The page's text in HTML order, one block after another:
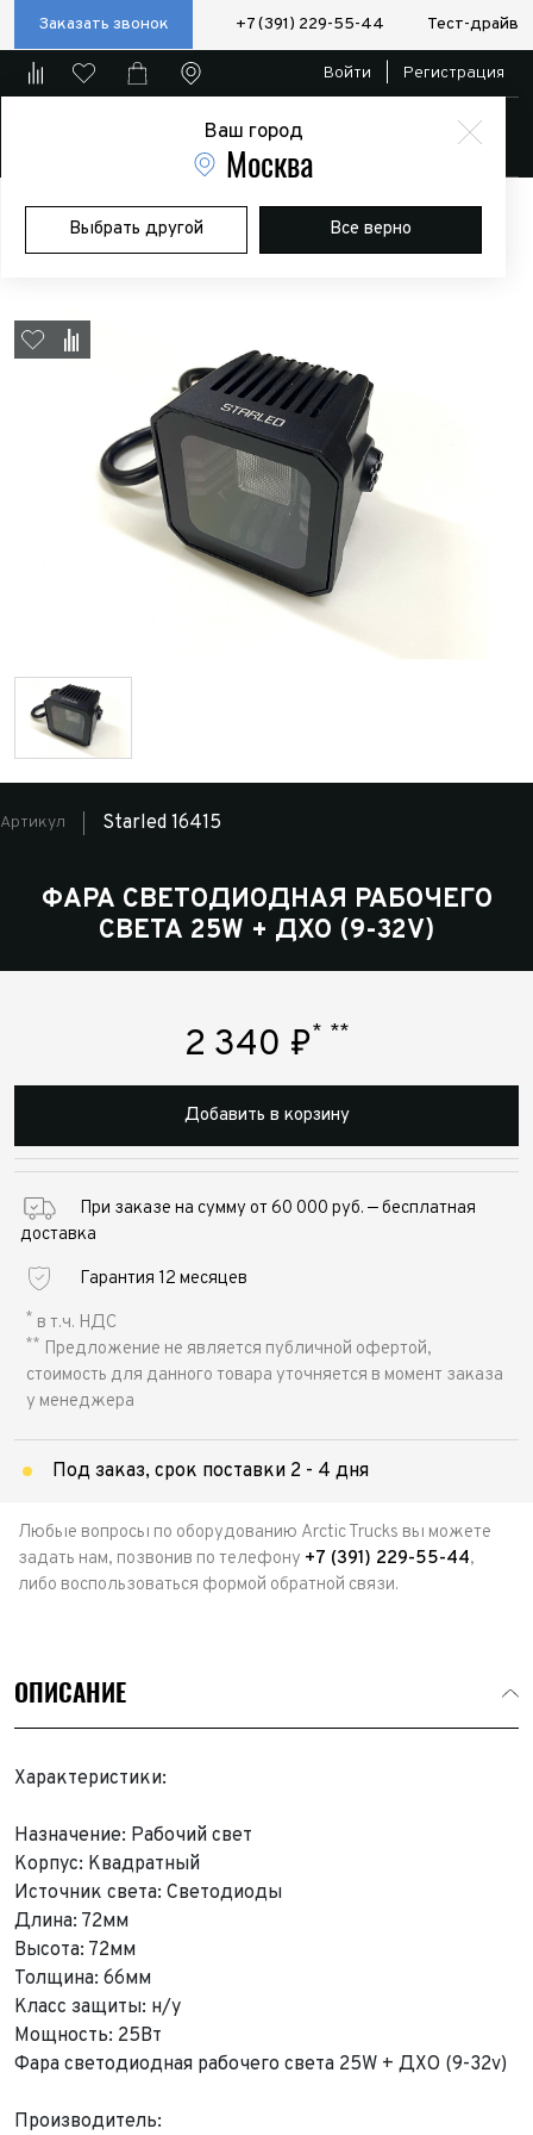
Заказать звонок +7 (391) 229-55-44 Тест-драйв
Ваш город
Москва
Выбрать другой Все верно
Войти Регистрация
Главная Магазин Дополнительное оборудование
Доп.
Фара светодиодная рабочего света 25W + ДХО (9-32v)
Артикул Starled 16415
ФАРА СВЕТОДИОДНАЯ РАБОЧЕГО
СВЕТА 25W + ДХО (9-32V)
2 340 ₽* **
Добавить в корзину
При заказе на сумму от 60 000 руб. — бесплатная
доставка
Гарантия 12 месяцев
* в т.ч. НДС
** Предложение не является публичной офертой,
стоимость для данного товара уточняется в момент заказа
у менеджера
Под заказ, срок поставки 2 - 4 дня
Любые вопросы по оборудованию Arctic Trucks вы можете
задать нам, позвонив по телефону +7 (391) 229-55-44,
либо воспользоваться формой обратной связи.
ОПИСАНИЕ
Характеристики:
Назначение: Рабочий свет
Корпус: Квадратный
Источник света: Светодиоды
Длина: 72мм
Высота: 72мм
Толщина: 66мм
Класс защиты: н/у
Мощность: 25Вт
Фара светодиодная рабочего света 25W + ДХО (9-32v)
Производитель: